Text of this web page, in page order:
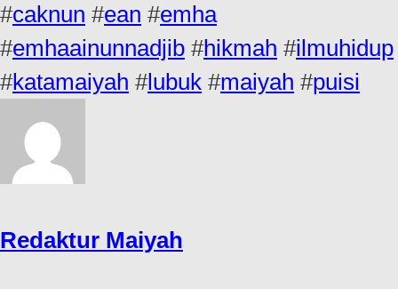
#caknun #ean #emha
#emhaainunnadjib #hikmah #ilmuhidup
#katamaiyah #lubuk #maiyah #puisi
Redaktur Maiyah